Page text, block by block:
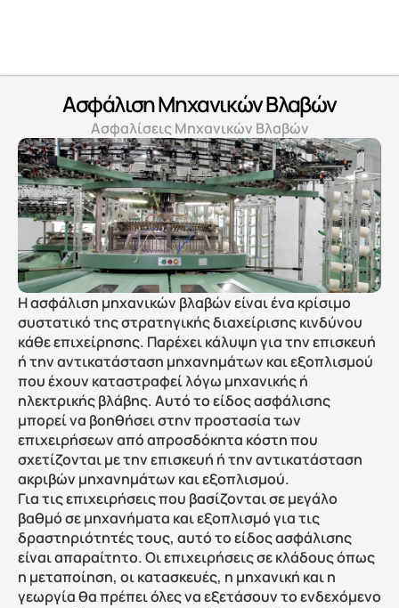
Ασφάλιση Μηχανικών Βλαβών
Ασφαλίσεις Μηχανικών Βλαβών
Η ασφάλιση μηχανικών βλαβών είναι ένα κρίσιμο
συστατικό της στρατηγικής διαχείρισης κινδύνου
κάθε επιχείρησης. Παρέχει κάλυψη για την επισκευή
ή την αντικατάσταση μηχανημάτων και εξοπλισμού
που έχουν καταστραφεί λόγω μηχανικής ή
ηλεκτρικής βλάβης. Αυτό το είδος ασφάλισης
μπορεί να βοηθήσει στην προστασία των
επιχειρήσεων από απροσδόκητα κόστη που
σχετίζονται με την επισκευή ή την αντικατάσταση
ακριβών μηχανημάτων και εξοπλισμού.
Για τις επιχειρήσεις που βασίζονται σε μεγάλο
βαθμό σε μηχανήματα και εξοπλισμό για τις
δραστηριότητές τους, αυτό το είδος ασφάλισης
είναι απαραίτητο. Οι επιχειρήσεις σε κλάδους όπως
η μεταποίηση, οι κατασκευές, η μηχανική και η
γεωργία θα πρέπει όλες να εξετάσουν το ενδεχόμενο